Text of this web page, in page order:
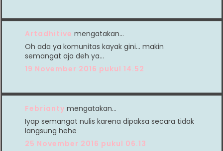
Artadhitive mengatakan…
Oh ada ya komunitas kayak gini... makin
semangat aja deh ya...
19 November 2016 pukul 14.52
Febrianty mengatakan…
Iyap semangat nulis karena dipaksa secara tidak
langsung hehe
25 November 2016 pukul 06.13